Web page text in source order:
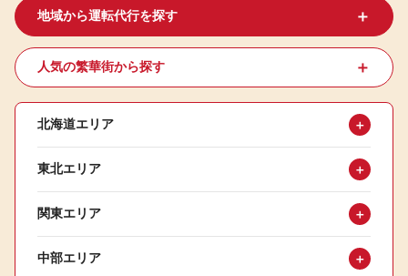
地域から運転代行を探す ＋
人気の繁華街から探す ＋
北海道エリア ＋
東北エリア ＋
関東エリア ＋
中部エリア ＋